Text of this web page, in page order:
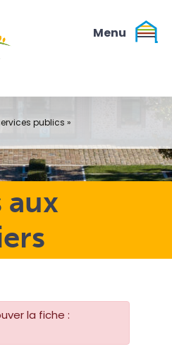
aux
publics »
la fiche :